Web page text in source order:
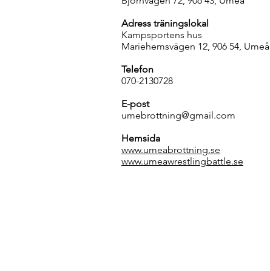
Adress träningslokal
Kampsportens hus
Mariehemsvägen 12, 906 54, Umeå
Telefon
070-2130728
E-post
umebrottning@gmail.com
Hemsida
www.umeabrottning.se
www.umeawrestlingbattle.se